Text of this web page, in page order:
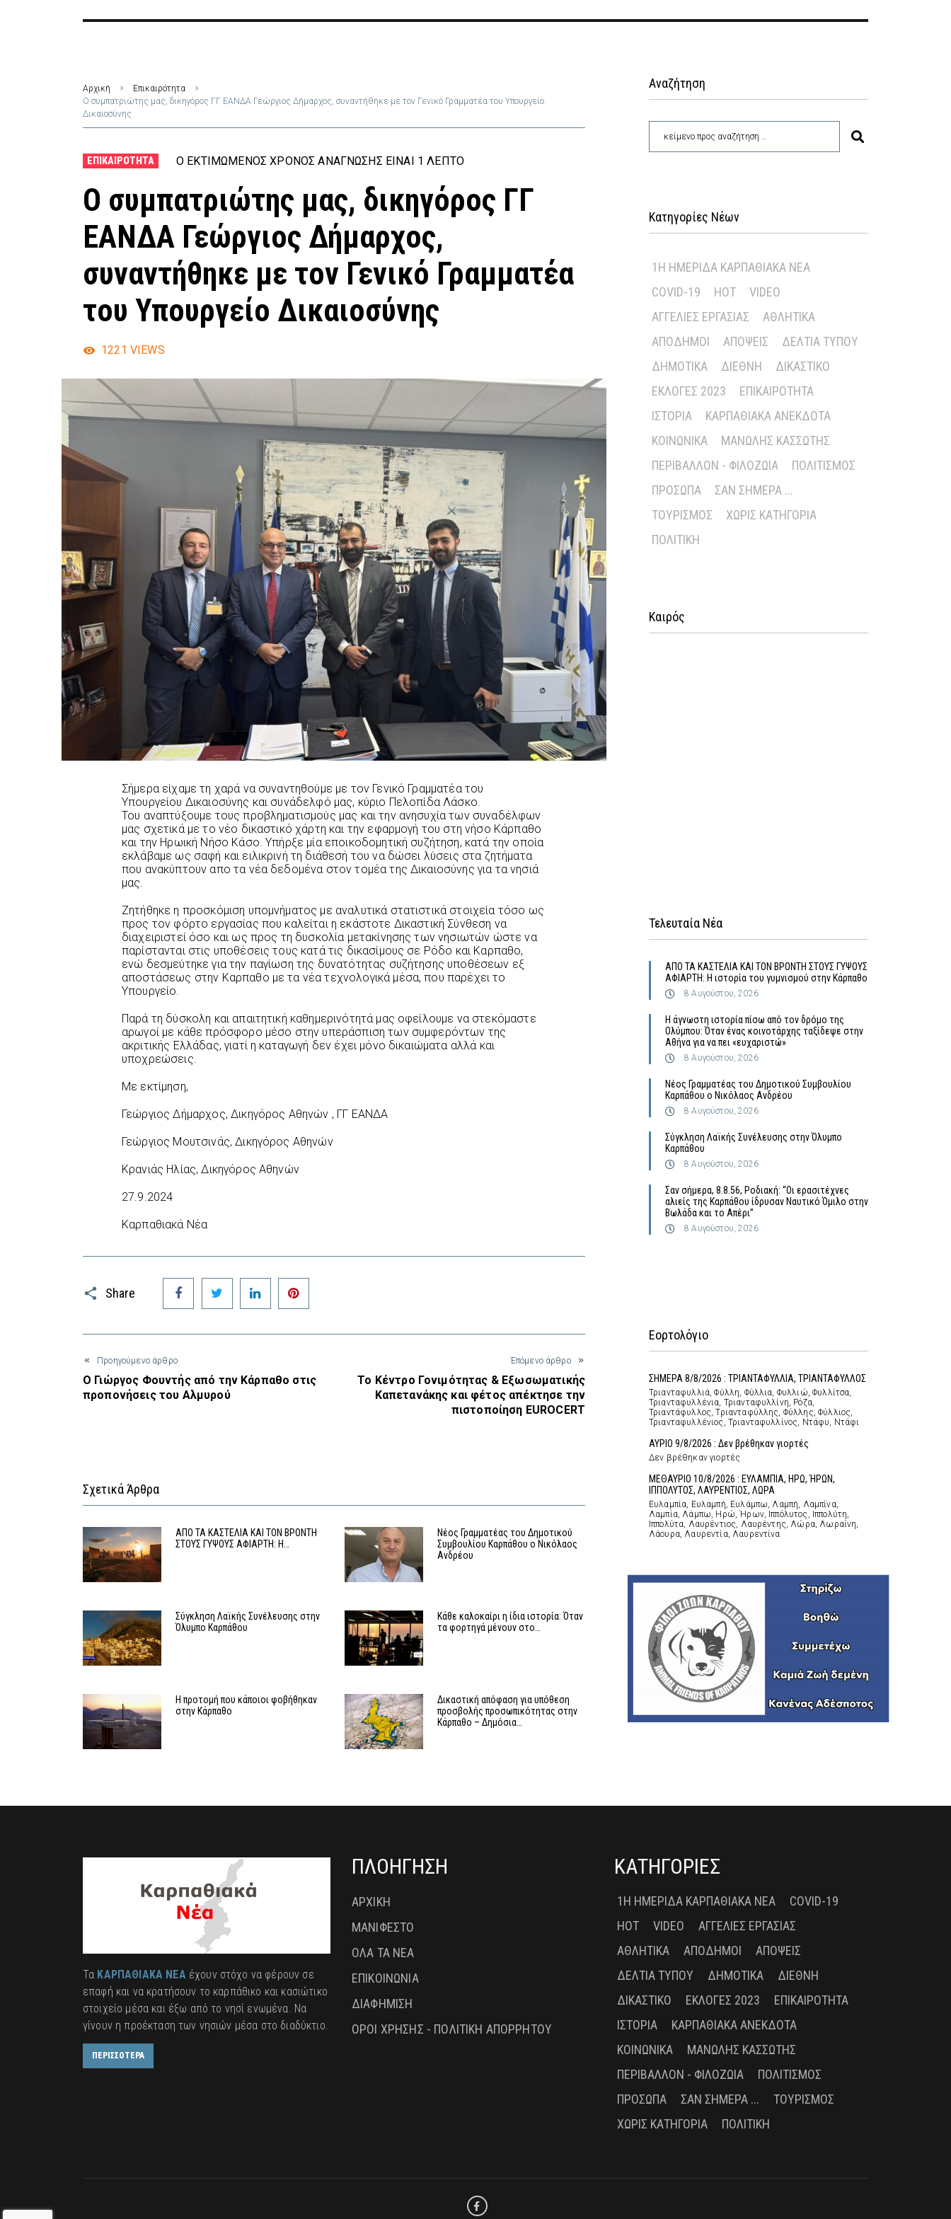
Αρχική
Επικαιρότητα
Ο συμπατριώτης μας, δικηγόρος ΓΓ ΕΑΝΔΑ Γεώργιος Δήμαρχος, συναντήθηκε με τον Γενικό Γραμματέα του Υπουργείο
Δικαιοσύνης
ΕΠΙΚΑΙΡΌΤΗΤΑ Ο ΕΚΤΙΜΏΜΕΝΟΣ ΧΡΌΝΟΣ ΑΝΆΓΝΩΣΗΣ ΕΊΝΑΙ 1 ΛΕΠΤΌ
Ο συμπατριώτης μας, δικηγόρος ΓΓ
ΕΑΝΔΑ Γεώργιος Δήμαρχος,
συναντήθηκε με τον Γενικό Γραμματέα
του Υπουργείο Δικαιοσύνης
1221 VIEWS
Σήμερα είχαμε τη χαρά να συναντηθούμε με τον Γενικό Γραμματέα του
Υπουργείου Δικαιοσύνης και συνάδελφό μας, κύριο Πελοπίδα Λάσκο.
Του αναπτύξουμε τους προβληματισμούς μας και την ανησυχία των συναδέλφων
μας σχετικά με το νέο δικαστικό χάρτη και την εφαρμογή του στη νήσο Κάρπαθο
και την Ηρωική Νήσο Κάσο. Υπήρξε μία εποικοδομητική συζήτηση, κατά την οποία
εκλάβαμε ως σαφή και ειλικρινή τη διάθεσή του να δώσει λύσεις στα ζητήματα
που ανακύπτουν απο τα νέα δεδομένα στον τομέα της Δικαιοσύνης για τα νησιά
μας.
Ζητήθηκε η προσκόμιση υπομνήματος με αναλυτικά στατιστικά στοιχεία τόσο ως
προς τον φόρτο εργασίας που καλείται η εκάστοτε Δικαστική Σύνθεση να
διαχειριστεί όσο και ως προς τη δυσκολία μετακίνησης των νησιωτών ώστε να
παρίστανται στις υποθέσεις τους κατά τις δικασίμους σε Ρόδο και Καρπαθο,
ενώ δεσμεύτηκε για την παγίωση της δυνατότητας συζήτησης υποθέσεων εξ
αποστάσεως στην Καρπαθο με τα νέα τεχνολογικά μέσα, που παρέχει το
Υπουργείο.
Παρά τη δύσκολη και απαιτητική καθημερινότητά μας οφείλουμε να στεκόμαστε
αρωγοί με κάθε πρόσφορο μέσο στην υπεράσπιση των συμφερόντων της
ακριτικής Ελλάδας, γιατί η καταγωγή δεν έχει μόνο δικαιώματα αλλά και
υποχρεώσεις.
Με εκτίμηση,
Γεώργιος Δήμαρχος, Δικηγόρος Αθηνών , ΓΓ ΕΑΝΔΑ
Γεώργιος Μουτσινάς, Δικηγόρος Αθηνών
Κρανιάς Ηλίας, Δικηγόρος Αθηνών
27.9.2024
Καρπαθιακά Νέα
Share
Facebook Twitter LinkedIn
Προηγούμενο άρθρο
Ο Γιώργος Φουντής από την Κάρπαθο στις
προπονήσεις του Αλμυρού
Έπόμενο άρθρο
Το Κέντρο Γονιμότητας & Εξωσωματικής
Καπετανάκης και φέτος απέκτησε την
πιστοποίηση EUROCERT
Σχετικά Άρθρα
ΑΠΟ ΤΑ ΚΑΣΤΕΛΙΑ ΚΑΙ ΤΟΝ ΒΡΟΝΤΗ
ΣΤΟΥΣ ΓΥΨΟΥΣ ΑΦΙΑΡΤΗ: Η…
Νέος Γραμματέας του Δημοτικού
Συμβουλίου Καρπάθου ο Νικόλαος
Ανδρέου
Σύγκληση Λαϊκής Συνέλευσης στην
Όλυμπο Καρπάθου
Κάθε καλοκαίρι η ίδια ιστορία: Όταν
τα φορτηγά μένουν στο…
Η προτομή που κάποιοι φοβήθηκαν
στην Κάρπαθο
Δικαστική απόφαση για υπόθεση
προσβολής προσωπικότητας στην
Κάρπαθο – Δημόσια…
Αναζήτηση
Κατηγορίες Νέων
1Η ΗΜΕΡΊΔΑ ΚΑΡΠΑΘΙΑΚΆ ΝΈΑ
COVID-19
HOT
VIDEO
ΑΓΓΕΛΊΕΣ ΕΡΓΑΣΊΑΣ
ΑΘΛΗΤΙΚΆ
ΑΠΌΔΗΜΟΙ
ΑΠΌΨΕΙΣ
ΔΕΛΤΊΑ ΤΎΠΟΥ
ΔΗΜΟΤΙΚΆ
ΔΙΕΘΝΉ
ΔΙΚΑΣΤΙΚΌ
ΕΚΛΟΓΈΣ 2023
ΕΠΙΚΑΙΡΌΤΗΤΑ
ΙΣΤΟΡΊΑ
ΚΑΡΠΑΘΙΑΚΆ ΑΝΈΚΔΟΤΑ
ΚΟΙΝΩΝΙΚΆ
ΜΑΝΏΛΗΣ ΚΑΣΣΏΤΗΣ
ΠΕΡΙΒΆΛΛΟΝ - ΦΙΛΟΖΩΊΑ
ΠΟΛΙΤΙΣΜΌΣ
ΠΡΌΣΩΠΑ
ΣΑΝ ΣΉΜΕΡΑ ...
ΤΟΥΡΙΣΜΌΣ
ΧΩΡΊΣ ΚΑΤΗΓΟΡΊΑ
ΠΟΛΙΤΙΚΉ
Καιρός
Τελευταία Νέα
ΑΠΟ ΤΑ ΚΑΣΤΕΛΙΑ ΚΑΙ ΤΟΝ ΒΡΟΝΤΗ ΣΤΟΥΣ ΓΥΨΟΥΣ
ΑΦΙΑΡΤΗ: Η ιστορία του γυμνισμού στην Κάρπαθο
8 Αυγούστου, 2026
Η άγνωστη ιστορία πίσω από τον δρόμο της
Ολύμπου: Όταν ένας κοινοτάρχης ταξίδεψε στην
Αθήνα για να πει «ευχαριστώ»
8 Αυγούστου, 2026
Νέος Γραμματέας του Δημοτικού Συμβουλίου
Καρπάθου ο Νικόλαος Ανδρέου
8 Αυγούστου, 2026
Σύγκληση Λαϊκής Συνέλευσης στην Όλυμπο
Καρπάθου
8 Αυγούστου, 2026
Σαν σήμερα, 8.8.56, Ροδιακή: “Οι ερασιτέχνες
αλιείς της Καρπάθου ίδρυσαν Ναυτικό Όμιλο στην
Βωλάδα και το Απέρι”
8 Αυγούστου, 2026
Εορτολόγιο
ΣΗΜΕΡΑ 8/8/2026 : ΤΡΙΑΝΤΑΦΥΛΛΙΑ, ΤΡΙΑΝΤΑΦΥΛΛΟΣ
Τριανταφυλλιά, Φύλλη, Φύλλια, Φυλλιώ, Φυλλίτσα,
Τριανταφυλλένια, Τριανταφυλλίνη, Ρόζα,
Τριαντάφυλλος, Τριανταφύλλης, Φύλλης, Φύλλιος,
Τριανταφυλλένιος, Τριανταφυλλίνος, Ντάφυ, Ντάφι
ΑΥΡΙΟ 9/8/2026 : Δεν βρέθηκαν γιορτές
Δεν βρέθηκαν γιορτές
ΜΕΘΑΥΡΙΟ 10/8/2026 : ΕΥΛΑΜΠΙΑ, ΗΡΩ, ΉΡΩΝ,
ΙΠΠΟΛΥΤΟΣ, ΛΑΥΡΕΝΤΙΟΣ, ΛΩΡΑ
Ευλαμπία, Ευλαμπή, Ευλάμπω, Λαμπή, Λαμπίνα,
Λαμπία, Λάμπω, Ηρώ, Ήρων, Ιππόλυτος, Ιππολύτη,
Ιππολύτα, Λαυρέντιος, Λαυρέντης, Λώρα, Λωραίνη,
Λάουρα, Λαυρεντία, Λαυρεντίνα
Τα ΚΑΡΠΑΘΙΑΚΑ ΝΕΑ έχουν στόχο να φέρουν σε
επαφή και να κρατήσουν το καρπάθικο και κασιώτικο
στοιχείο μέσα και έξω από το νησί ενωμένα. Να
γίνουν η προέκταση των νησιών μέσα στο διαδύκτιο.
ΠΕΡΙΣΣΟΤΕΡΑ
ΠΛΟΗΓΗΣΗ
ΑΡΧΙΚΗ
ΜΑΝΙΦΕΣΤΟ
ΟΛΑ ΤΑ ΝΕΑ
ΕΠΙΚΟΙΝΩΝΙΑ
ΔΙΑΦΗΜΙΣΗ
ΟΡΟΙ ΧΡΗΣΗΣ - ΠΟΛΙΤΙΚΗ ΑΠΟΡΡΗΤΟΥ
ΚΑΤΗΓΟΡΙΕΣ
1Η ΗΜΕΡΊΔΑ ΚΑΡΠΑΘΙΑΚΆ ΝΈΑ
COVID-19
HOT
VIDEO
ΑΓΓΕΛΊΕΣ ΕΡΓΑΣΊΑΣ
ΑΘΛΗΤΙΚΆ
ΑΠΌΔΗΜΟΙ
ΑΠΌΨΕΙΣ
ΔΕΛΤΊΑ ΤΎΠΟΥ
ΔΗΜΟΤΙΚΆ
ΔΙΕΘΝΉ
ΔΙΚΑΣΤΙΚΌ
ΕΚΛΟΓΈΣ 2023
ΕΠΙΚΑΙΡΌΤΗΤΑ
ΙΣΤΟΡΊΑ
ΚΑΡΠΑΘΙΑΚΆ ΑΝΈΚΔΟΤΑ
ΚΟΙΝΩΝΙΚΆ
ΜΑΝΏΛΗΣ ΚΑΣΣΏΤΗΣ
ΠΕΡΙΒΆΛΛΟΝ - ΦΙΛΟΖΩΊΑ
ΠΟΛΙΤΙΣΜΌΣ
ΠΡΌΣΩΠΑ
ΣΑΝ ΣΉΜΕΡΑ ...
ΤΟΥΡΙΣΜΌΣ
ΧΩΡΊΣ ΚΑΤΗΓΟΡΊΑ
ΠΟΛΙΤΙΚΉ